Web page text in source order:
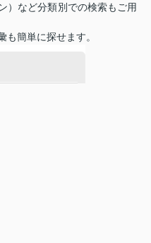
）など分類別での検索もご用
簡単に探せます。